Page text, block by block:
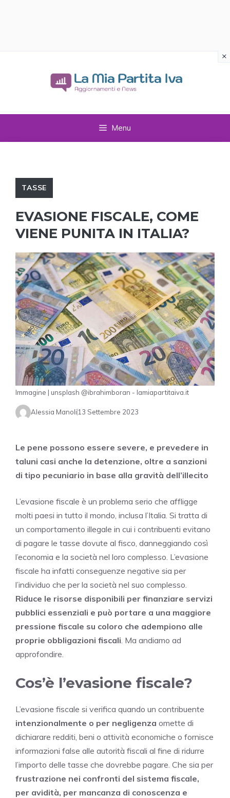
Menu
TASSE
EVASIONE FISCALE, COME
VIENE PUNITA IN ITALIA?
Immagine | unsplash @ibrahimboran - lamiapartitaiva.it
Alessia Manoli 13 Settembre 2023
Le pene possono essere severe, e prevedere in
taluni casi anche la detenzione, oltre a sanzioni
di tipo pecuniario in base alla gravità dell’illecito
L’evasione fiscale è un problema serio che affligge
molti paesi in tutto il mondo, inclusa l’Italia. Si tratta di
un comportamento illegale in cui i contribuenti evitano
di pagare le tasse dovute al fisco, danneggiando così
l’economia e la società nel loro complesso. L’evasione
fiscale ha infatti conseguenze negative sia per
l’individuo che per la società nel suo complesso.
Riduce le risorse disponibili per finanziare servizi
pubblici essenziali e può portare a una maggiore
pressione fiscale su coloro che adempiono alle
proprie obbligazioni fiscali . Ma andiamo ad
approfondire.
Cos’è l’evasione fiscale?
L’evasione fiscale si verifica quando un contribuente
intenzionalmente o per negligenza omette di
dichiarare redditi, beni o attività economiche o fornisce
informazioni false alle autorità fiscali al fine di ridurre
l’importo delle tasse che dovrebbe pagare. Che sia per
frustrazione nei confronti del sistema fiscale,
per avidità, per mancanza di conoscenza e
×